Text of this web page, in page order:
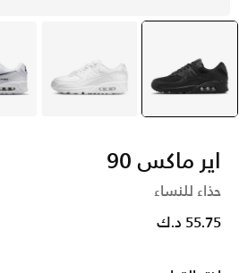
selected
أسود أبيض
اير ماكس 90
حذاء للنساء
55.75 د.ك